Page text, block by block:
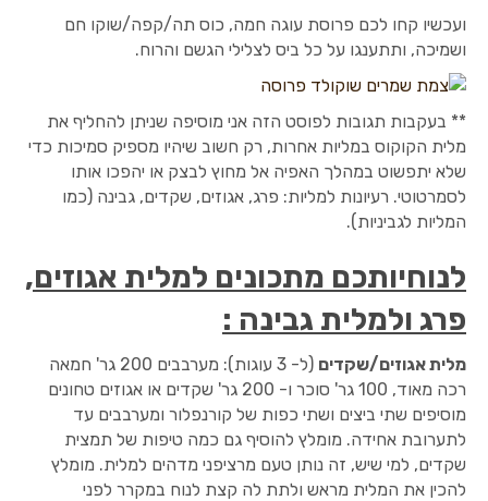
ועכשיו קחו לכם פרוסת עוגה חמה, כוס תה/קפה/שוקו חם
ושמיכה, ותתענגו על כל ביס לצלילי הגשם והרוח.
** בעקבות תגובות לפוסט הזה אני מוסיפה שניתן להחליף את
מלית הקוקוס במליות אחרות, רק חשוב שיהיו מספיק סמיכות כדי
שלא יתפשוט במהלך האפיה אל מחוץ לבצק או יהפכו אותו
לסמרטוטי. רעיונות למליות: פרג, אגוזים, שקדים, גבינה (כמו
המליות לגביניות).
לנוחיותכם מתכונים למלית אגוזים,
פרג ולמלית גבינה :
מלית אגוזים/שקדים
(ל- 3 עוגות): מערבבים 200 גר' חמאה
רכה מאוד, 100 גר' סוכר ו- 200 גר' שקדים או אגוזים טחונים
מוסיפים שתי ביצים ושתי כפות של קורנפלור ומערבבים עד
לתערובת אחידה. מומלץ להוסיף גם כמה טיפות של תמצית
שקדים, למי שיש, זה נותן טעם מרציפני מדהים למלית. מומלץ
להכין את המלית מראש ולתת לה קצת לנוח במקרר לפני